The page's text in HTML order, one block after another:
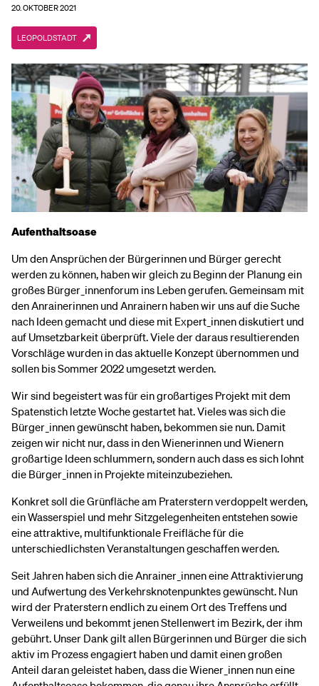
20. OKTOBER 2021
LEOPOLDSTADT
Aufenthaltsoase
Um den Ansprüchen der Bürgerinnen und Bürger gerecht
werden zu können, haben wir gleich zu Beginn der Planung ein
großes Bürger_innenforum ins Leben gerufen. Gemeinsam mit
den Anrainerinnen und Anrainern haben wir uns auf die Suche
nach Ideen gemacht und diese mit Expert_innen diskutiert und
auf Umsetzbarkeit überprüft. Viele der daraus resultierenden
Vorschläge wurden in das aktuelle Konzept übernommen und
sollen bis Sommer 2022 umgesetzt werden.
Wir sind begeistert was für ein großartiges Projekt mit dem
Spatenstich letzte Woche gestartet hat. Vieles was sich die
Bürger_innen gewünscht haben, bekommen sie nun. Damit
zeigen wir nicht nur, dass in den Wienerinnen und Wienern
großartige Ideen schlummern, sondern auch dass es sich lohnt
die Bürger_innen in Projekte miteinzubeziehen.
Konkret soll die Grünfläche am Praterstern verdoppelt werden,
ein Wasserspiel und mehr Sitzgelegenheiten entstehen sowie
eine attraktive, multifunktionale Freifläche für die
unterschiedlichsten Veranstaltungen geschaffen werden.
Seit Jahren haben sich die Anrainer_innen eine Attraktivierung
und Aufwertung des Verkehrsknotenpunktes gewünscht. Nun
wird der Praterstern endlich zu einem Ort des Treffens und
Verweilens und bekommt jenen Stellenwert im Bezirk, der ihm
gebührt. Unser Dank gilt allen Bürgerinnen und Bürger die sich
aktiv im Prozess engagiert haben und damit einen großen
Anteil daran geleistet haben, dass die Wiener_innen nun eine